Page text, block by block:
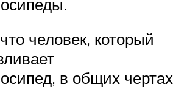
человек, который
в общих чертах